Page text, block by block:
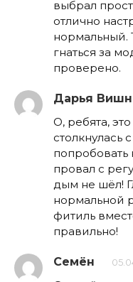
выбрал
отлично
нормальный.
гнаться за
проверено.
Дарья
О, ребята,
столкнулась
попробовать
провал с
дым не шёл!
нормальной
фитиль
правильно!
Семён